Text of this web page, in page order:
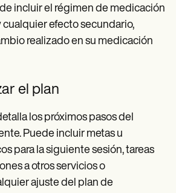
incluir el régimen de medicación
efecto secundario,
realizado en su medicación
el plan
los próximos pasos del
Puede incluir metas u
para la siguiente sesión, tareas
a otros servicios o
ajuste del plan de